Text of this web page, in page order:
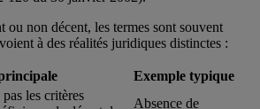
ou non décent, les termes sont souvent
à des réalités juridiques distinctes :
Exemple typique
les critères
Absence de